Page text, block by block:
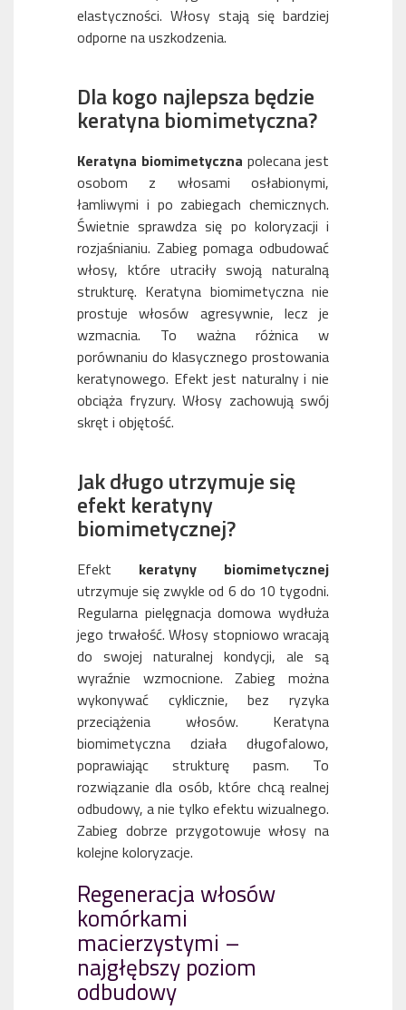
elastyczności. Włosy stają się bardziej
odporne na uszkodzenia.
Dla kogo najlepsza będzie
keratyna biomimetyczna?
Keratyna biomimetyczna polecana jest
osobom z włosami osłabionymi,
łamliwymi i po zabiegach chemicznych.
Świetnie sprawdza się po koloryzacji i
rozjaśnianiu. Zabieg pomaga odbudować
włosy, które utraciły swoją naturalną
strukturę. Keratyna biomimetyczna nie
prostuje włosów agresywnie, lecz je
wzmacnia. To ważna różnica w
porównaniu do klasycznego prostowania
keratynowego. Efekt jest naturalny i nie
obciąża fryzury. Włosy zachowują swój
skręt i objętość.
Jak długo utrzymuje się
efekt keratyny
biomimetycznej?
Efekt keratyny biomimetycznej
utrzymuje się zwykle od 6 do 10 tygodni.
Regularna pielęgnacja domowa wydłuża
jego trwałość. Włosy stopniowo wracają
do swojej naturalnej kondycji, ale są
wyraźnie wzmocnione. Zabieg można
wykonywać cyklicznie, bez ryzyka
przeciążenia włosów. Keratyna
biomimetyczna działa długofalowo,
poprawiając strukturę pasm. To
rozwiązanie dla osób, które chcą realnej
odbudowy, a nie tylko efektu wizualnego.
Zabieg dobrze przygotowuje włosy na
kolejne koloryzacje.
Regeneracja włosów
komórkami
macierzystymi –
najgłębszy poziom
odbudowy